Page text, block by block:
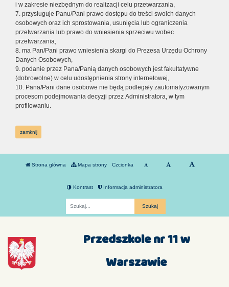
i w zakresie niezbędnym do realizacji celu przetwarzania,
7. przysługuje Panu/Pani prawo dostępu do treści swoich danych
osobowych oraz ich sprostowania, usunięcia lub ograniczenia
przetwarzania lub prawo do wniesienia sprzeciwu wobec
przetwarzania,
8. ma Pan/Pani prawo wniesienia skargi do Prezesa Urzędu Ochrony
Danych Osobowych,
9. podanie przez Pana/Panią danych osobowych jest fakultatywne
(dobrowolne) w celu udostępnienia strony internetowej,
10. Pana/Pani dane osobowe nie będą podlegały zautomatyzowanym
procesom podejmowania decyzji przez Administratora, w tym
profilowaniu.
zamknij
Strona główna Mapa strony Czcionka
Kontrast Informacja administratora
Przedszkole nr 11 w
Warszawie